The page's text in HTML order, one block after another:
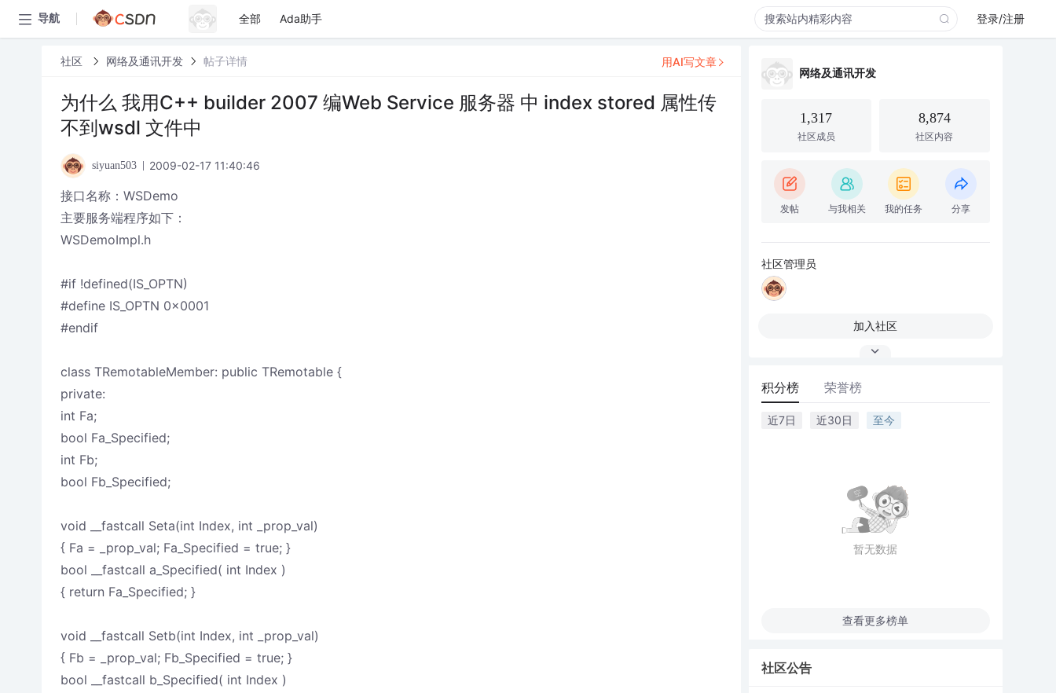
导航 全部 Ada助手 登录/注册
社区 网络及通讯开发 帖子详情
为什么 我用C++ builder 2007 编Web Service 服务器 中 index stored 属性传
不到wsdl 文件中
siyuan503 2009-02-17 11:40:46
接口名称：WSDemo
主要服务端程序如下：
WSDemoImpl.h
#if !defined(IS_OPTN)
#define IS_OPTN 0x0001
#endif
class TRemotableMember: public TRemotable {
private:
int Fa;
bool Fa_Specified;
int Fb;
bool Fb_Specified;
void __fastcall Seta(int Index, int _prop_val)
{ Fa = _prop_val; Fa_Specified = true; }
bool __fastcall a_Specified( int Index )
{ return Fa_Specified; }
void __fastcall Setb(int Index, int _prop_val)
{ Fb = _prop_val; Fb_Specified = true; }
bool __fastcall b_Specified( int Index )
用AI写文章
网络及通讯开发
1,317
社区成员
8,874
社区内容
发帖 与我相关 我的任务 分享
社区管理员
加入社区
积分榜 荣誉榜
近7日 近30日 至今
暂无数据
查看更多榜单
社区公告